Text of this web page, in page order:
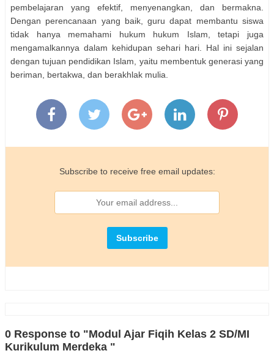
pembelajaran yang efektif, menyenangkan, dan bermakna.
Dengan perencanaan yang baik, guru dapat membantu siswa
tidak hanya memahami hukum hukum Islam, tetapi juga
mengamalkannya dalam kehidupan sehari hari. Hal ini sejalan
dengan tujuan pendidikan Islam, yaitu membentuk generasi yang
beriman, bertakwa, dan berakhlak mulia.
Subscribe to receive free email updates:
0 Response to "Modul Ajar Fiqih Kelas 2 SD/MI
Kurikulum Merdeka "